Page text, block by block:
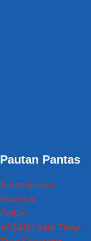
Pautan Pantas
Berita terkini
Nasional
Politik
ASEAN / Asia Timur